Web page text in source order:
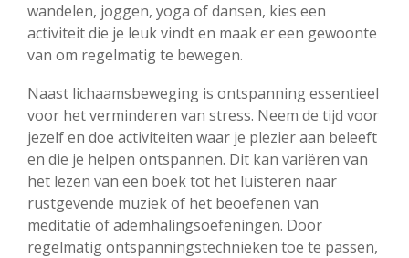
wandelen, joggen, yoga of dansen, kies een
activiteit die je leuk vindt en maak er een gewoonte
van om regelmatig te bewegen.
Naast lichaamsbeweging is ontspanning essentieel
voor het verminderen van stress. Neem de tijd voor
jezelf en doe activiteiten waar je plezier aan beleeft
en die je helpen ontspannen. Dit kan variëren van
het lezen van een boek tot het luisteren naar
rustgevende muziek of het beoefenen van
meditatie of ademhalingsoefeningen. Door
regelmatig ontspanningstechnieken toe te passen,